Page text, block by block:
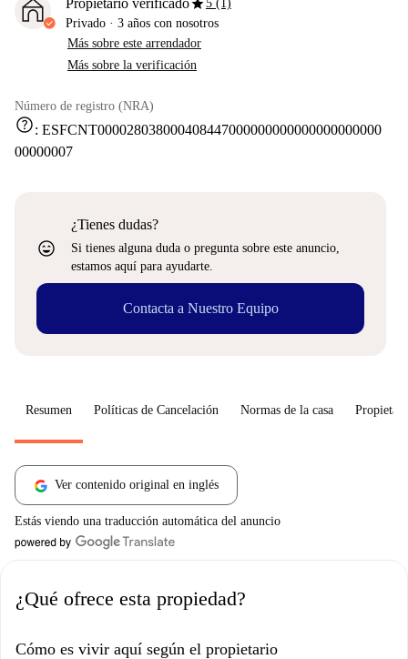
Propietario verificado
5 (1)
Privado · 3 años con nosotros
Más sobre este arrendador
Más sobre la verificación
Número de registro (NRA)
help: ESFCNT000028038000408447000000000000000000000
00000007
sentiment_very_satisfied
¿Tienes dudas?
Si tienes alguna duda o pregunta sobre este anuncio,
estamos aquí para ayudarte.
Contacta a Nuestro Equipo
Resumen Políticas de Cancelación Normas de la casa
Ver contenido original en inglés
Estás viendo una traducción automática del anuncio
¿Qué ofrece esta propiedad?
Cómo es vivir aquí según el propietario